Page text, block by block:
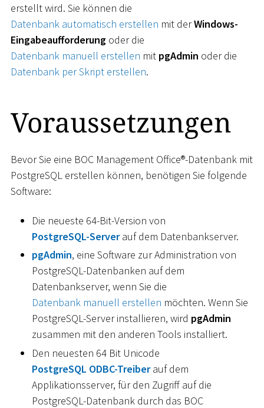
erstellt wird. Sie können die
Datenbank automatisch erstellen mit derWindows-
Eingabeaufforderung oder die
Datenbank manuell erstellen mit pgAdmin oder die
Datenbank per Skript erstellen.
Voraussetzungen
Bevor Sie eine BOC Management Office®-Datenbank mit
PostgreSQL erstellen können, benötigen Sie folgende
Software:
Die neueste 64-Bit-Version von
PostgreSQL-Serverauf dem Datenbankserver.
pgAdmin, eine Software zur Administration von
PostgreSQL-Datenbanken auf dem
Datenbankserver, wenn Sie die
Datenbank manuell erstellen möchten. Wenn Sie
PostgreSQL-Server installieren, wird pgAdmin
zusammen mit den anderen Tools installiert.
Den neuesten 64 Bit Unicode
PostgreSQL ODBC-Treiberauf dem
Applikationsserver, für den Zugriff auf die
PostgreSQL-Datenbank durch das BOC